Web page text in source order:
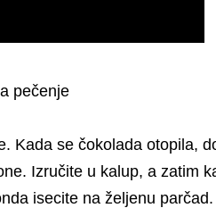
pečenje
Kada se čokolada otopila,
Izručite u kalup, a zatim
isecite na željenu parčad.